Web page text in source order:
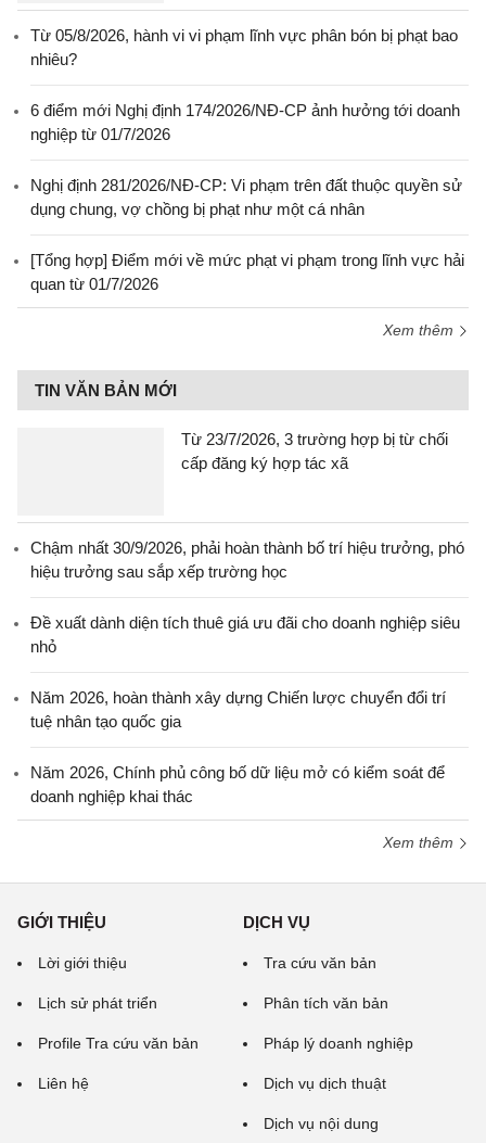
Từ 05/8/2026, hành vi vi phạm lĩnh vực phân bón bị phạt bao
nhiêu?
6 điểm mới Nghị định 174/2026/NĐ-CP ảnh hưởng tới doanh
nghiệp từ 01/7/2026
Nghị định 281/2026/NĐ-CP: Vi phạm trên đất thuộc quyền sử
dụng chung, vợ chồng bị phạt như một cá nhân
[Tổng hợp] Điểm mới về mức phạt vi phạm trong lĩnh vực hải
quan từ 01/7/2026
Xem thêm
TIN VĂN BẢN MỚI
Từ 23/7/2026, 3 trường hợp bị từ chối
cấp đăng ký hợp tác xã
Chậm nhất 30/9/2026, phải hoàn thành bố trí hiệu trưởng, phó
hiệu trưởng sau sắp xếp trường học
Đề xuất dành diện tích thuê giá ưu đãi cho doanh nghiệp siêu
nhỏ
Năm 2026, hoàn thành xây dựng Chiến lược chuyển đổi trí
tuệ nhân tạo quốc gia
Năm 2026, Chính phủ công bố dữ liệu mở có kiểm soát để
doanh nghiệp khai thác
Xem thêm
GIỚI THIỆU
Lời giới thiệu
Lịch sử phát triển
Profile Tra cứu văn bản
Liên hệ
DỊCH VỤ
Tra cứu văn bản
Phân tích văn bản
Pháp lý doanh nghiệp
Dịch vụ dịch thuật
Dịch vụ nội dung